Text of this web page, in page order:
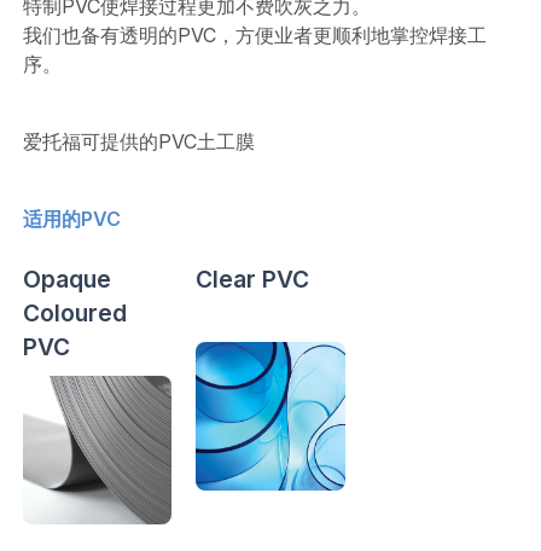
特制PVC使焊接过程更加不费吹灰之力。
我们也备有透明的PVC，方便业者更顺利地掌控焊接工
序。
爱托福可提供的PVC土工膜
适用的PVC
Opaque
Coloured
PVC
Clear PVC